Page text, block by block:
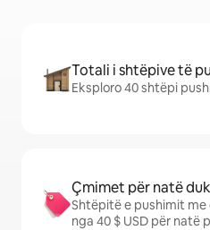
Totali i shtëpive të
Eksploro 40 shtëpi
Çmimet për natë
Shtëpitë e pushimit
nga 40 $ USD për natë